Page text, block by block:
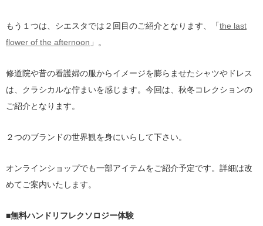
もう１つは、シエスタでは２回目のご紹介となります、「the last
flower of the afternoon 」。
修道院や昔の看護婦の服からイメージを膨らませたシャツやドレス
は、クラシカルな佇まいを感じます。今回は、秋冬コレクションの
ご紹介となります。
２つのブランドの世界観を身にいらして下さい。
オンラインショップでも一部アイテムをご紹介予定です。詳細は改
めてご案内いたします。
■無料ハンドリフレクソロジー体験